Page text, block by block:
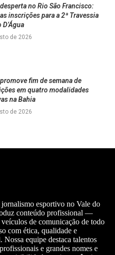
no Rio São Francisco:
inscrições para a 2ª Travessia
de 2026
fim de semana de
em quatro modalidades
na Bahia
de 2026
esportivo no Vale do
conteúdo profissional —
de comunicação de todo
com ética, qualidade e
equipe destaca talentos
e grandes nomes e